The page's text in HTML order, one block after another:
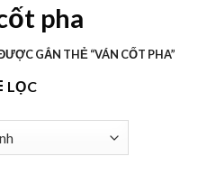
pha
GẮN THẺ “VÁN CỐT PHA”
LỌC